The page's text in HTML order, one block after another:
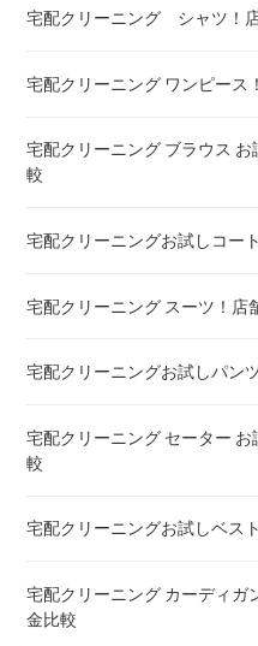
布団クリーニング ! ダニ除
布団クリーニング 真空圧縮
宅配クリーニング 絨毯・カ
宅配クリーニング シーツ !
布団クリーニング 敷布団 !
布団クリーニング ベビーふ
布団クリーニング+レンタル
宅配クリーニング シャツ！
宅配クリーニング ワンピース
宅配クリーニング ブラウス
較
宅配クリーニングお試しコー
宅配クリーニング スーツ！店
宅配クリーニングお試しパン
宅配クリーニング セーター
較
宅配クリーニングお試しベス
宅配クリーニング カーディガ
金比較